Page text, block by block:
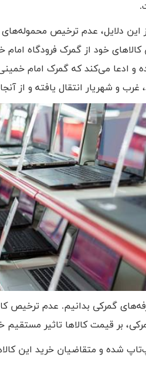
این دلایل، عدم ترخیص
خود از گمرک فرودگاه
و ادعا می‌کند که گمرک امام
و شهریار انتقال یافته و از
گمرکی بدانیم. عدم ترخیص
بر قیمت کالاها تاثیر
شده و متقاضیان خرید این